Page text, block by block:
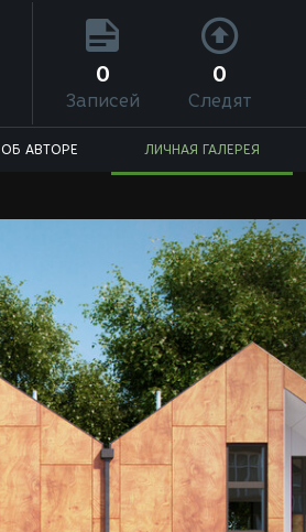
0
Записей
0
Следят
ОБ АВТОРЕ ЛИЧНАЯ ГАЛЕРЕЯ